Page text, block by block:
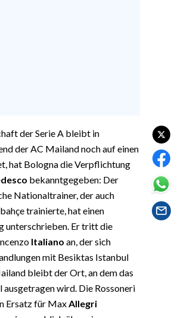
der Serie A bleibt in
der AC Mailand noch auf einen
hat Bologna die Verpflichtung
bekanntgegeben: Der
Nationaltrainer, der auch
trainierte, hat einen
unterschrieben. Er tritt die
Italiano an, der sich
mit Besiktas Istanbul
bleibt der Ort, an dem das
ausgetragen wird. Die Rossoneri
Ersatz für Max Allegri